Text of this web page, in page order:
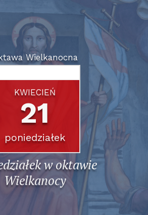
Wielkanocna
KWIECIEŃ
21
poniedziałek
w oktawie
Wielkanocy